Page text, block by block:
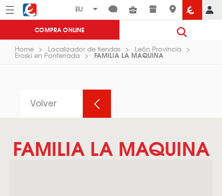
Menú Eroski
COMPRA ONLINE
Home Localizador de tiendas León Provincia
Eroski en Ponferrada FAMILIA LA MAQUINA
Volver
FAMILIA LA MAQUINA